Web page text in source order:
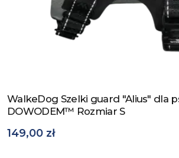
Zobacz produkt
WalkeDog Szelki guard "Alius" dla
DOWODEM™ Rozmiar S
149,00 zł